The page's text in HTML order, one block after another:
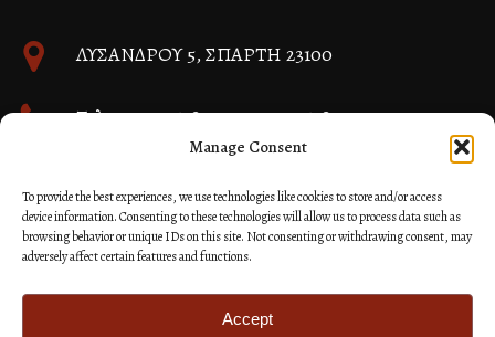
Manage Consent
To provide the best experiences, we use technologies like cookies to store and/or access
device information. Consenting to these technologies will allow us to process data such as
browsing behavior or unique IDs on this site. Not consenting or withdrawing consent, may
adversely affect certain features and functions.
Accept
ΛΥΣΑΝΔΡΟΥ 5, ΣΠΑΡΤΗ 23100
Τηλ. 27310 26580 και 27310 26581